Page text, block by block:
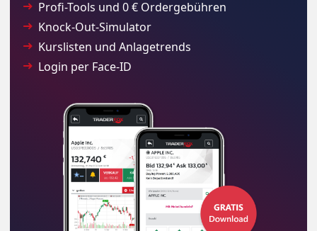
Profi-Tools und 0 € Ordergebühren
Knock-Out-Simulator
Kurslisten und Anlagetrends
Login per Face-ID